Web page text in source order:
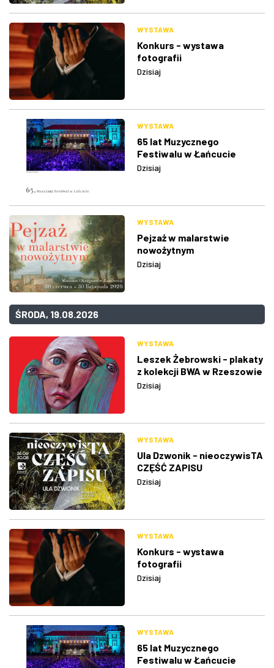
WYSTAWA
Konkurs - wystawa
fotografii
Dzisiaj
WYSTAWA
65 lat Muzycznego
Festiwalu w Łańcucie
Dzisiaj
WYSTAWA
Pejzaż w malarstwie
nowożytnym
Dzisiaj
ŚRODA, 19.08.2026
WYSTAWA
Leszek Żebrowski - plakaty
z kolekcji BWA w Rzeszowie
Dzisiaj
WYSTAWA
Ula Dzwonik - nieoczywisTA
CZĘŚĆ ZAPISU
Dzisiaj
WYSTAWA
Konkurs - wystawa
fotografii
Dzisiaj
WYSTAWA
65 lat Muzycznego
Festiwalu w Łańcucie